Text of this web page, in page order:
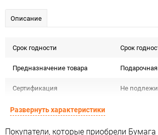
Описание
Срок годности Срок
Предназначение товара
Сертификация Не
Особые условия
Минимальное количество 1
Развернуть характеристики
Покупатели, которые приобрели Бумага